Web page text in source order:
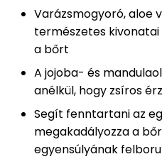
Varázsmogyoró, aloe
természetes
a bőrt
A jojoba- és
anélkül, hogy zsíros
Segít fenntartani az
megakadályozza a
egyensúlyának